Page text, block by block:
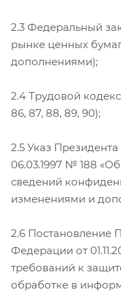
2.3 Федеральный
рынке ценных
дополнениями);
2.4 Трудовой
86, 87, 88, 89, 90);
2.5 Указ
06.03.1997 № 188
сведений
изменениями и
2.6 Постановление
Федерации от
требований к
обработке в